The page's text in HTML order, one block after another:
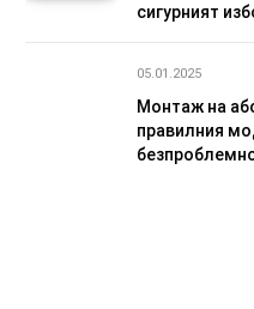
сигурният
05.01.2025
Монтаж на
правилния